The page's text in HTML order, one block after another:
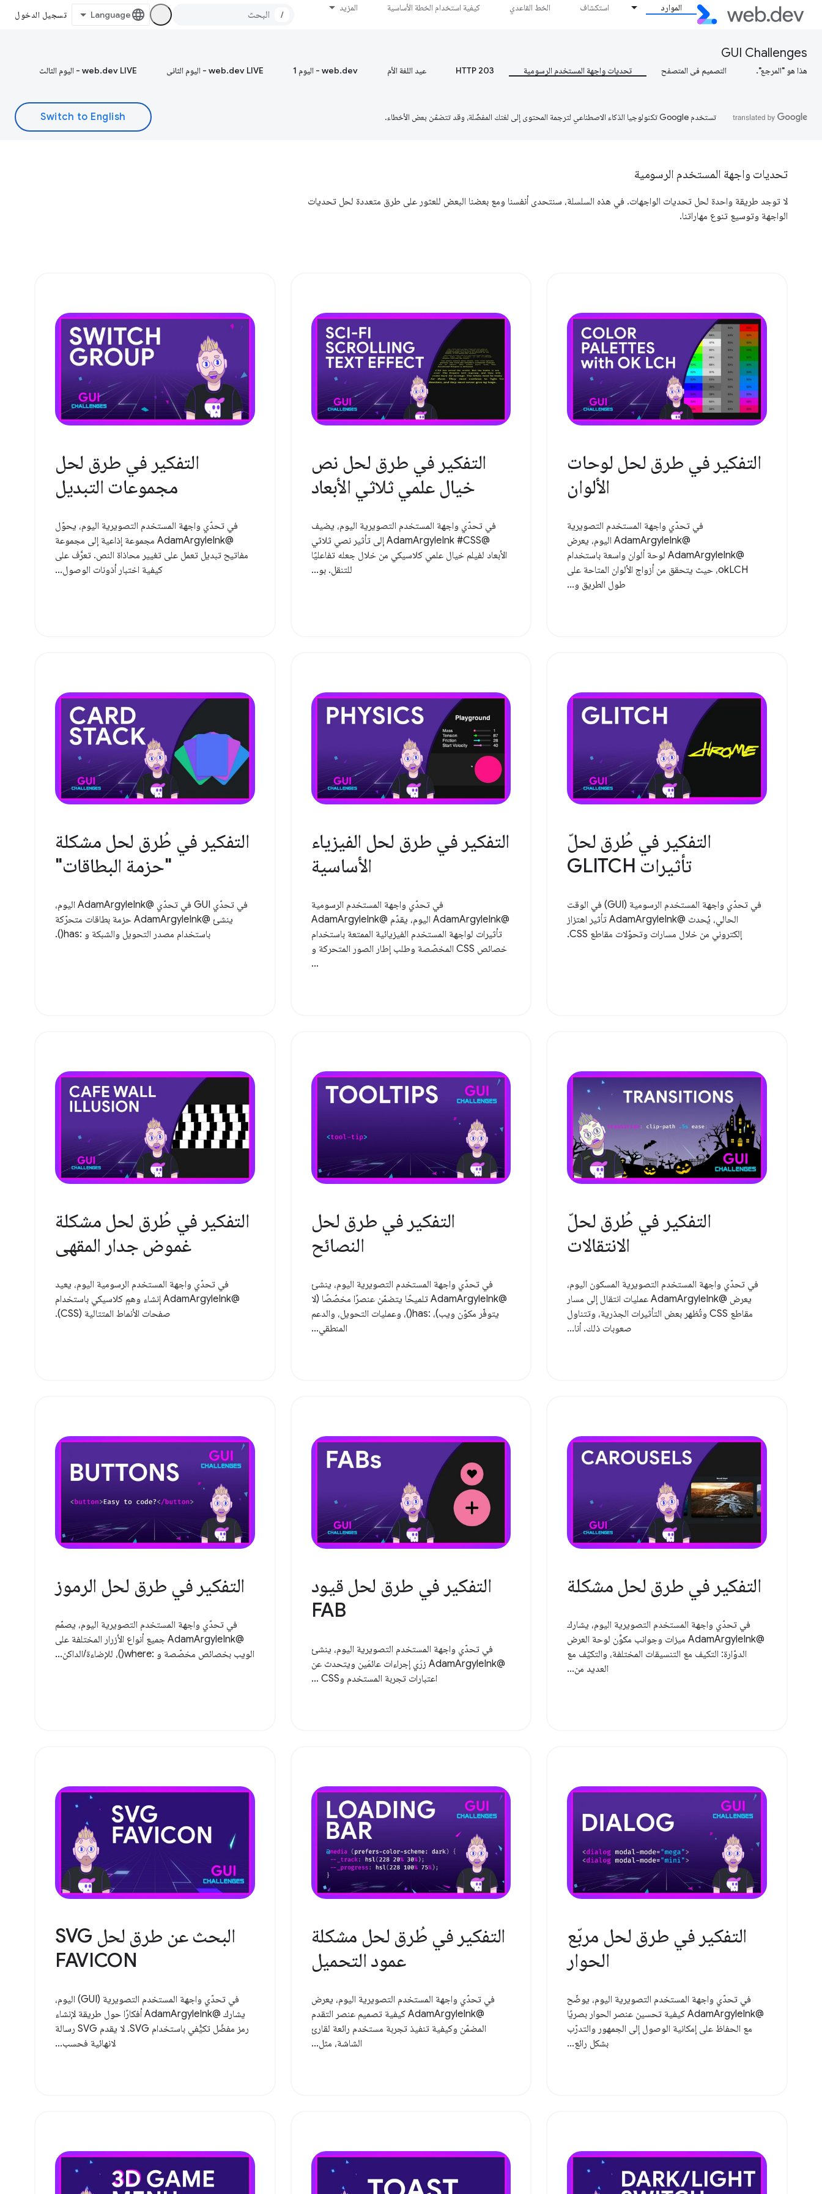
الموارد استكشاف الخط القاعدي كيفية استخدام الخطة الأساسية المزيد
/ تسجيل الدخول
GUI Challenges
هذا هو "المرجع". التصميم في المتصفح تحديات واجهة المستخدم الرسومية HTTP 203 عيد اللغة الأم web.dev - اليوم 1 web.dev LIVE - اليوم الثاني web.dev LIVE - اليوم الثالث
تستخدم Google تكنولوجيا الذكاء الاصطناعي لترجمة المحتوى إلى لغتك المفضّلة، وقد تتضمّن بعض الأخطاء.
تحديات واجهة المستخدم الرسومية
لا توجد طريقة واحدة لحل تحديات الواجهات. في هذه السلسلة، سنتحدى أنفسنا ومع بعضنا البعض للعثور على طرق متعددة لحل تحديات
الواجهة وتوسيع تنوع مهاراتنا.
التفكير في طرق لحل لوحات
الألوان
في تحدّي واجهة المستخدم التصويرية
@AdamArgyleInk اليوم، يعرض
@AdamArgyleInk لوحة ألوان واسعة باستخدام
okLCH، حيث يتحقق من أزواج الألوان المتاحة على
طول الطريق و...
التفكير في طرق لحل نص
خيال علمي ثلاثي الأبعاد
في تحدّي واجهة المستخدم التصويرية اليوم، يضيف
@AdamArgyleInk #CSS إلى تأثير نصي ثلاثي
الأبعاد لفيلم خيال علمي كلاسيكي من خلال جعله تفاعليًا
للتنقل. بو...
التفكير في طرق لحل
مجموعات التبديل
في تحدّي واجهة المستخدم التصويرية اليوم، يحوّل
@AdamArgyleInk مجموعة إذاعية إلى مجموعة
مفاتيح تبديل تعمل على تغيير محاذاة النص. تعرَّف على
كيفية اختبار أذونات الوصول...
التفكير في طُرق لحلّ
تأثيرات GLITCH
في تحدّي واجهة المستخدم الرسومية (GUI) في الوقت
الحالي، يُحدث @AdamArgyleInk تأثير اهتزاز
إلكتروني من خلال مسارات وتحوّلات مقاطع CSS.
التفكير في طرق لحل الفيزياء
الأساسية
في تحدّي واجهة المستخدم الرسومية
@AdamArgyleInk اليوم، يقدّم @AdamArgyleInk
تأثيرات لواجهة المستخدم الفيزيائية الممتعة باستخدام
خصائص CSS المخصّصة وطلب إطار الصور المتحركة و
...
التفكير في طُرق لحل مشكلة
"حزمة البطاقات"
في تحدّي GUI في تحدّي @AdamArgyleInk اليوم،
ينشئ @AdamArgyleInk حزمة بطاقات متحرّكة
باستخدام مصدر التحويل والشبكة و :has().
التفكير في طُرق لحلّ
الانتقالات
في تحدّي واجهة المستخدم التصويرية المسكون اليوم،
يعرض @AdamArgyleInk عمليات انتقال إلى مسار
مقاطع CSS وتُظهر بعض التأثيرات الجذرية، وتتناول
صعوبات ذلك. أنا...
التفكير في طرق لحل
النصائح
في تحدّي واجهة المستخدم التصويرية اليوم، ينشئ
@AdamArgyleInk تلميحًا يتضمّن عنصرًا مخصّصًا (لا
يتوفّر مكوّن ويب)، :has()، وعمليات التحويل، والدعم
المنطقي...
التفكير في طُرق لحل مشكلة
غموض جدار المقهى
في تحدّي واجهة المستخدم الرسومية اليوم، يعيد
@AdamArgyleInk إنشاء وهمٍ كلاسيكي باستخدام
صفحات الأنماط المتتالية (CSS).
التفكير في طرق لحل مشكلة
في تحدّي واجهة المستخدم التصويرية اليوم، يشارك
@AdamArgyleInk ميزات وجوانب مكوِّن لوحة العرض
الدوّارة: التكيف مع التنسيقات المختلفة، والتكيّف مع
العديد من...
التفكير في طرق لحل قيود
FAB
في تحدّي واجهة المستخدم التصويرية اليوم، ينشئ
@AdamArgyleInk زرَي إجراءات عائمَين ويتحدث عن
اعتبارات تجربة المستخدم وCSS ...
التفكير في طرق لحل الرموز
في تحدّي واجهة المستخدم التصويرية اليوم، يصمّم
@AdamArgyleInk جميع أنواع الأزرار المختلفة على
الويب بخصائص مخصّصة و :where()، للإضاءة/الداكن...
التفكير في طرق لحل مربّع
الحوار
في تحدّي واجهة المستخدم التصويرية اليوم، يوضّح
@AdamArgyleInk كيفية تحسين عنصر الحوار بصريًا
مع الحفاظ على إمكانية الوصول إلى الجمهور والتدرّب
بشكل رائع...
التفكير في طُرق لحل مشكلة
عمود التحميل
في تحدّي واجهة المستخدم التصويرية اليوم، يعرض
@AdamArgyleInk كيفية تصميم عنصر التقدم
المضمّن وكيفية تنفيذ تجربة مستخدم رائعة لقارئ
الشاشة، مثل...
البحث عن طرق لحل SVG
FAVICON
في تحدّي واجهة المستخدم التصويرية (GUI) اليوم،
يشارك @AdamArgyleInk أفكارًا حول طريقة لإنشاء
رمز مفضّل تكيُّفي باستخدام SVG. لا يقدم SVG رسالة
لانهائية فحسب...